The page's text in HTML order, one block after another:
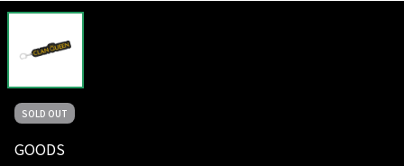
SOLD OUT
GOODS